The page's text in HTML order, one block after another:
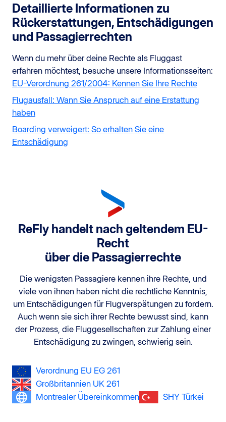
Detaillierte Informationen zu
Rückerstattungen, Entschädigungen
und Passagierrechten
Wenn du mehr über deine Rechte als Fluggast
erfahren möchtest, besuche unsere Informationsseiten:
EU-Verordnung 261/2004: Kennen Sie Ihre Rechte
Flugausfall: Wann Sie Anspruch auf eine Erstattung
haben
Boarding verweigert: So erhalten Sie eine
Entschädigung
ReFly handelt nach geltendem EU-
Recht
über die Passagierrechte
Die wenigsten Passagiere kennen ihre Rechte, und
viele von ihnen haben nicht die rechtliche Kenntnis,
um Entschädigungen für Flugverspätungen zu fordern.
Auch wenn sie sich ihrer Rechte bewusst sind, kann
der Prozess, die Fluggesellschaften zur Zahlung einer
Entschädigung zu zwingen, schwierig sein.
Verordnung EU EG 261
Großbritannien UK 261
Montrealer Übereinkommen
SHY Türkei